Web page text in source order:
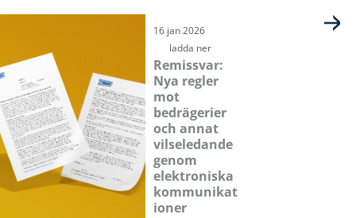
16 jan 2026
ladda ner
Remissvar:
Nya regler
mot
bedrägerier
och annat
vilseledande
genom
elektroniska
kommunikat
ioner